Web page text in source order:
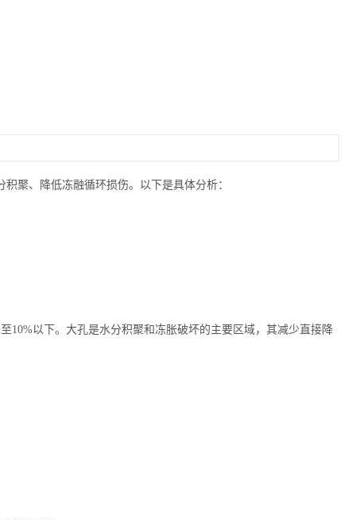
聚、降低冻融循环损伤。以下是具体分析：
10%以下。大孔是水分积聚和冻胀破坏的主要区域，其减少直接降